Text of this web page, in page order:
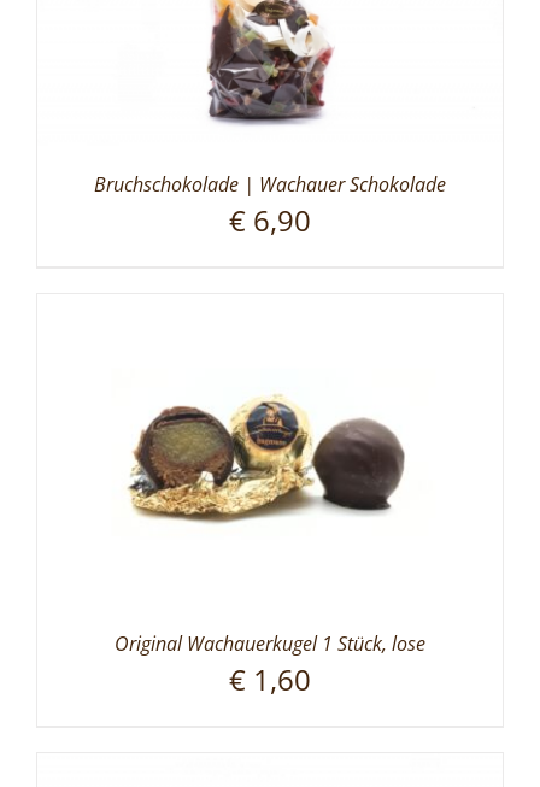
Bruchschokolade | Wachauer Schokolade
€ 6,90
Original Wachauerkugel 1 Stück, lose
€ 1,60